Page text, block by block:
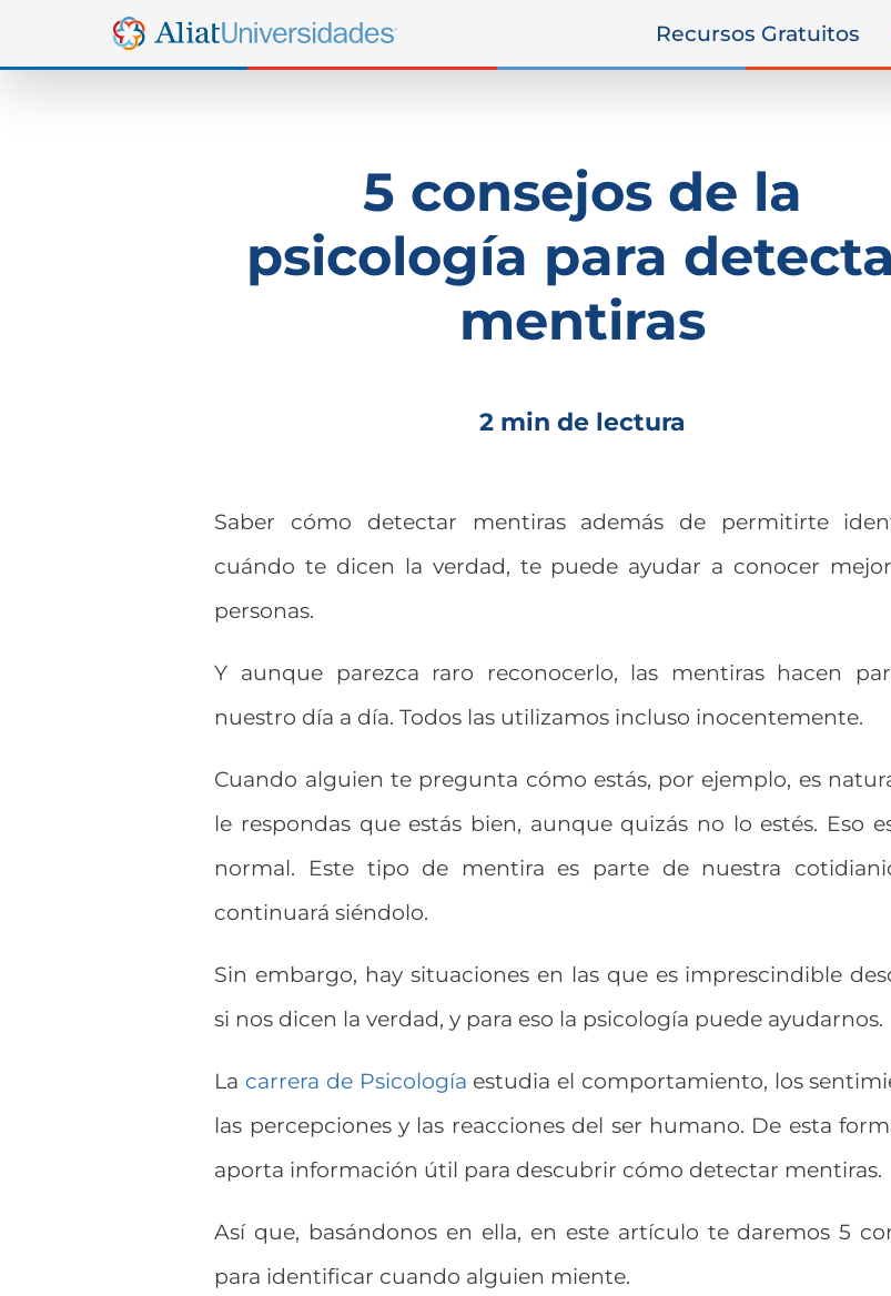
Recursos Gratuitos
5 consejos de la
psicología para
mentiras
2 min de lectura
Saber cómo detectar mentiras además de permitirte
cuándo te dicen la verdad, te puede ayudar a conocer
personas.
Y aunque parezca raro reconocerlo, las mentiras hacen
nuestro día a día. Todos las utilizamos incluso inocentemente.
Cuando alguien te pregunta cómo estás, por ejemplo, es
le respondas que estás bien, aunque quizás no lo estés. Eso
normal. Este tipo de mentira es parte de nuestra
continuará siéndolo.
Sin embargo, hay situaciones en las que es imprescindible
si nos dicen la verdad, y para eso la psicología puede ayudarnos.
La carrera de Psicología estudia el comportamiento, los
las percepciones y las reacciones del ser humano. De esta
aporta información útil para descubrir cómo detectar mentiras.
Así que, basándonos en ella, en este artículo te daremos 5
para identificar cuando alguien miente.